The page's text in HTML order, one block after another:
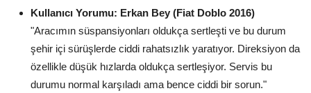
Kullanıcı Yorumu: Erkan Bey (Fiat Doblo 2016)
"Aracımın süspansiyonları oldukça sertleşti ve bu durum
şehir içi sürüşlerde ciddi rahatsızlık yaratıyor. Direksiyon da
özellikle düşük hızlarda oldukça sertleşiyor. Servis bu
durumu normal karşıladı ama bence ciddi bir sorun."